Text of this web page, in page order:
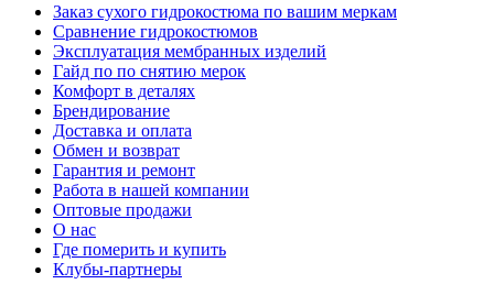
Заказ сухого гидрокостюма по вашим меркам
Сравнение гидрокостюмов
Эксплуатация мембранных изделий
Гайд по по снятию мерок
Комфорт в деталях
Брендирование
Доставка и оплата
Обмен и возврат
Гарантия и ремонт
Работа в нашей компании
Оптовые продажи
О нас
Где померить и купить
Клубы-партнеры